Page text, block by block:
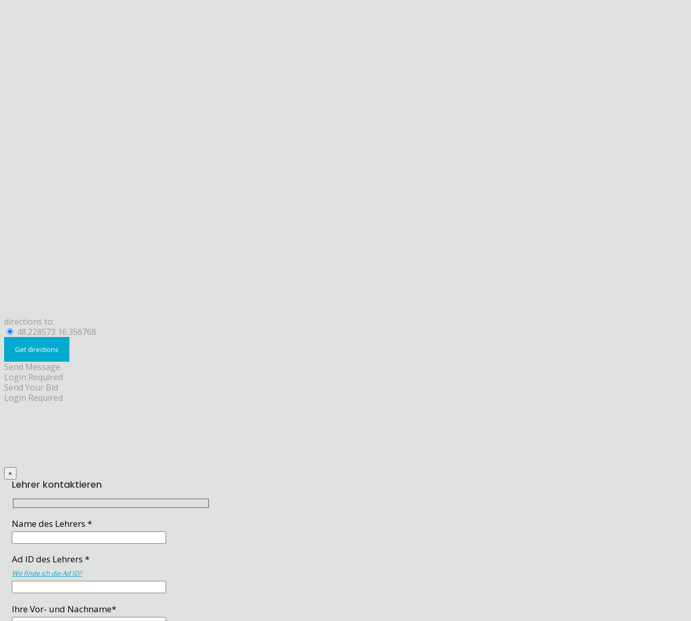
directions to:
48.228573 16.356768
Send Message
Login Required
Send Your Bid
Login Required
×
Lehrer kontaktieren
Name des Lehrers *
Ad ID des Lehrers *
Wo finde ich die Ad ID?
Ihre Vor- und Nachname*